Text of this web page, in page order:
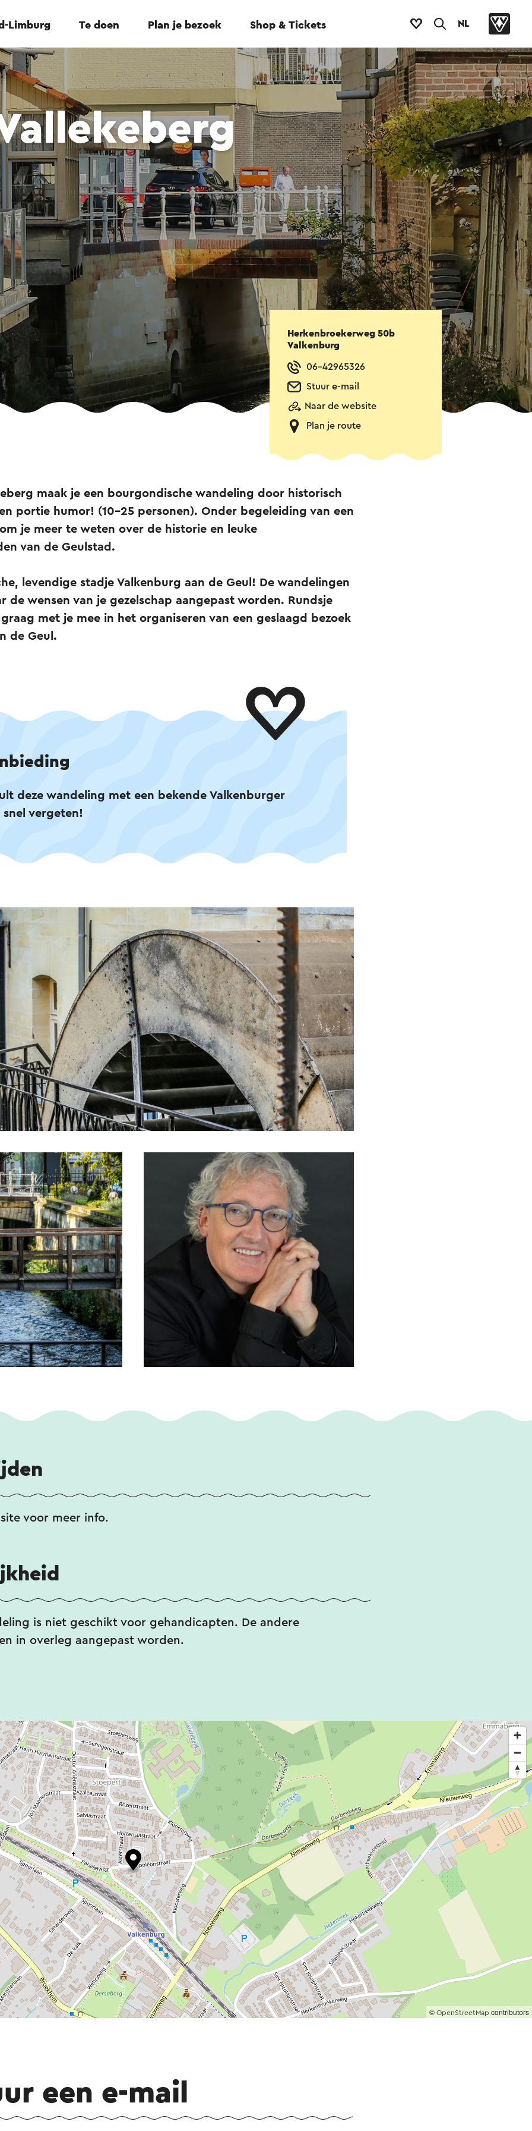
Limburg Te doen Plan je bezoek Shop & Tickets NL
Herkenbroekerweg 50b
Valkenburg
06-42965326
Stuur e-mail
Naar de website
Plan je route
maak je een bourgondische wandeling door historisch
portie humor! (10-25 personen). Onder begeleiding van een
je meer te weten over de historie en leuke
van de Geulstad.
levendige stadje Valkenburg aan de Geul! De wandelingen
de wensen van je gezelschap aangepast worden. Rundsje
met je mee in het organiseren van een geslaagd bezoek
de Geul.
deze wandeling met een bekende Valkenburger
snel vergeten!
voor meer info.
is niet geschikt voor gehandicapten. De andere
in overleg aangepast worden.
© OpenStreetMap contributors
een e-mail